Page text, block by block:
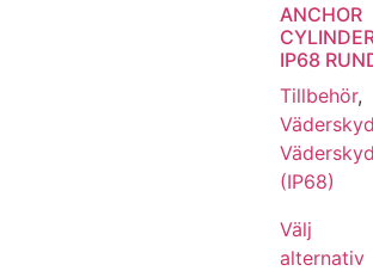
ANCHOR
IP68
Tillbehör,
(IP68)
Välj
alternativ